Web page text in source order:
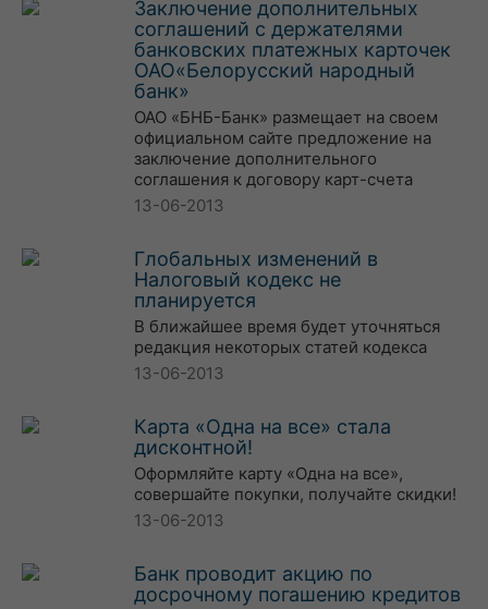
Заключение дополнительных
соглашений с держателями
банковских платежных карточек
ОАО«Белорусский народный
банк»
ОАО «БНБ-Банк» размещает на своем
официальном сайте предложение на
заключение дополнительного
соглашения к договору карт-счета
13-06-2013
Глобальных изменений в
Налоговый кодекс не
планируется
В ближайшее время будет уточняться
редакция некоторых статей кодекса
13-06-2013
Карта «Одна на все» стала
дисконтной!
Оформляйте карту «Одна на все»,
совершайте покупки, получайте скидки!
13-06-2013
Банк проводит акцию по
досрочному погашению кредитов